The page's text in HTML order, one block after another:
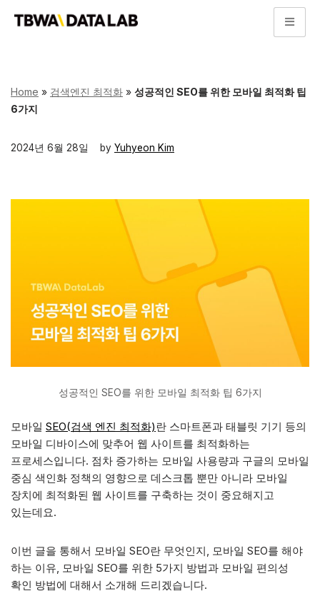
로
건
뛰
Home » 검색엔진 최적화 » 성공적인 SEO를 위한 모바일 최적화 팁
6가지
2024년 6월 28일 by Yuhyeon Kim
성공적인 SEO를 위한 모바일 최적화 팁 6가지
모바일 SEO(검색 엔진 최적화) 란 스마트폰과 태블릿 기기 등의
모바일 디바이스에 맞추어 웹 사이트를 최적화하는
프로세스입니다. 점차 증가하는 모바일 사용량과 구글의 모바일
중심 색인화 정책의 영향으로 데스크톱 뿐만 아니라 모바일
장치에 최적화된 웹 사이트를 구축하는 것이 중요해지고
있는데요.
이번 글을 통해서 모바일 SEO란 무엇인지, 모바일 SEO를 해야
하는 이유, 모바일 SEO를 위한 5가지 방법과 모바일 편의성
확인 방법에 대해서 소개해 드리겠습니다.